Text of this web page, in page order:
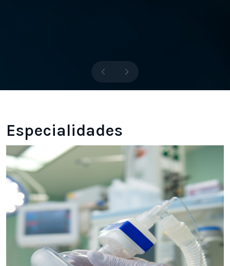
PreviousNext
Especialidades